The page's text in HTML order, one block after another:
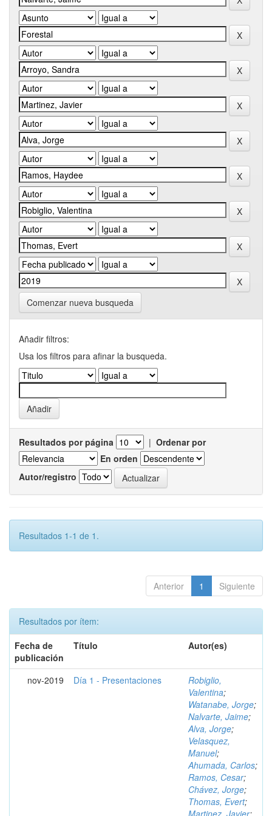
Comenzar nueva busqueda
Añadir filtros:
Usa los filtros para afinar la busqueda.
Resultados por página | Ordenar por
En orden
Autor/registro
Resultados 1-1 de 1.
Anterior 1 Siguiente
Resultados por ítem:
Fecha de
publicación
Título Autor(es)
nov-2019 Día 1 - Presentaciones
Robiglio,
Valentina;
Watanabe, Jorge;
Nalvarte, Jaime;
Alva, Jorge;
Velasquez,
Manuel;
Ahumada, Carlos;
Ramos, Cesar;
Chávez, Jorge;
Thomas, Evert;
Martinez, Javier;